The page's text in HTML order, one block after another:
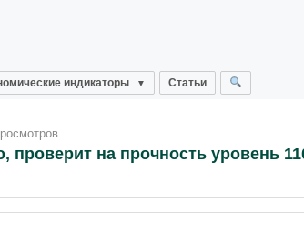
индикаторы Статьи
на прочность уровень